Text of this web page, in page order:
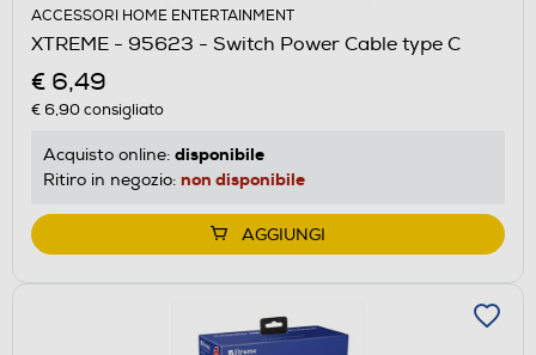
ACCESSORI HOME ENTERTAINMENT
XTREME - 95623 - Switch Power Cable type C
€ 6,49
€ 6,90consigliato
Acquisto online: disponibile
Ritiro in negozio: non disponibile
AGGIUNGI